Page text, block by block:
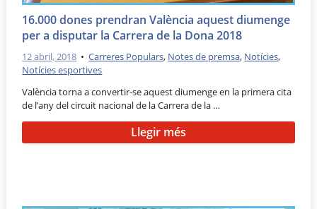
16.000 dones prendran València aquest diumenge
per a disputar la Carrera de la Dona 2018
12 abril, 2018 •Carreres Populars, Notes de premsa, Notícies,
Notícies esportives
València torna a convertir-se aquest diumenge en la primera cita
de l’any del circuit nacional de la Carrera de la …
Llegir més